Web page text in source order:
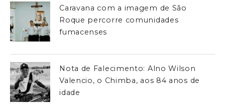
Caravana com a imagem de São
Roque percorre comunidades
fumacenses
Nota de Falecimento: Alno Wilson
Valencio, o Chimba, aos 84 anos de
idade